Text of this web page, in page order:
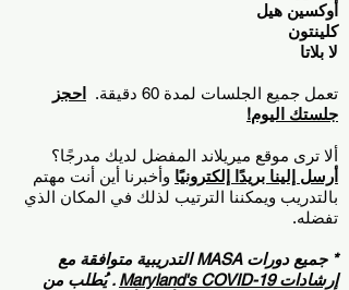
أوكسين هيل
كلينتون
لا بلاتا
تعمل جميع الجلسات لمدة 60 دقيقة.
احجز
جلستك اليوم!
ألا ترى موقع ميريلاند المفضل لديك مدرجًا؟
أرسل إلينا بريدًا إلكترونيًا وأخبرنا أين أنت مهتم
بالتدريب ويمكننا الترتيب لذلك في المكان الذي
تفضله.
* جميع دورات MASA التدريبية متوافقة مع
إرشادات Maryland's COVID-19
. يُطلب من